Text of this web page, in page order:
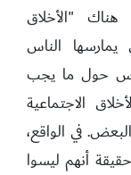
"الأخلاق
يمارسها الناس
حول ما يجب
الاجتماعية
في الواقع،
أنهم ليسوا